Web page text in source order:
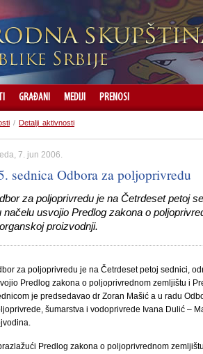
GRAĐANI MEDIJI PRENOSI
/ Detalji aktivnosti
7. jun 2006.
sednica Odbora za poljoprivredu
za poljoprivredu je na Četrdeset petoj
načelu usvojio Predlog zakona o
proizvodnji.
za poljoprivredu je na Četrdeset petoj sednici,
Predlog zakona o poljoprivrednom zemljištu i
je predsedavao dr Zoran Mašić a u radu
šumarstva i vodoprivrede Ivana Dulić –
Predlog zakona o poljoprivrednom